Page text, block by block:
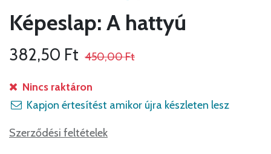
Képeslap: A hattyú
382,50 Ft 450,00Ft
Nincs raktáron
Kapjon értesítést amikor újra készleten lesz
Szerződési feltételek